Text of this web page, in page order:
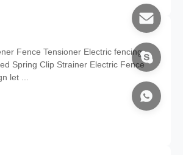
Fence Tensioner​ Electric fencing
Spring Clip Strainer Electric Fence
let ...